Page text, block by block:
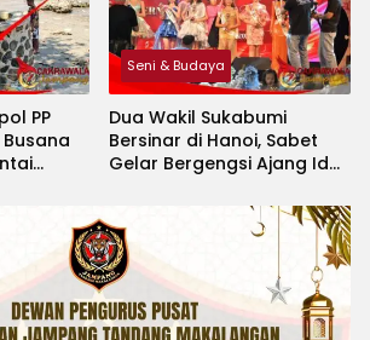
PP
Seni & Budaya
Dua Wakil Sukabumi
Bersinar di Hanoi, Sabet
Gelar Bergengsi Ajang Idol